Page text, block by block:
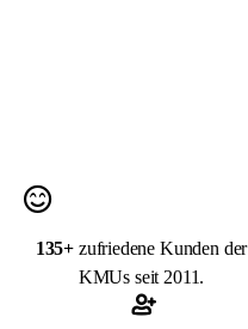
135+zufriedene Kunden der
KMUs seit 2011.